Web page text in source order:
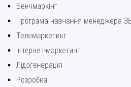
Бенчмаркінг
Програма навчання менеджера
Телемаркетинг
Інтернет-маркетинг
Лідогенерація
Розробка